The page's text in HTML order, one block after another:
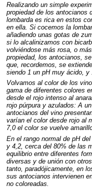
Realizando un simple
propiedad de los antocianos
lombarda es rica en estos
en ella. Si cocemos la
añadiendo unas gotas de
si lo alcalinizamos con
volviéndose más rosa, o
propiedad, los antocianos,
que, recordemos, se
siendo 1 un pH muy ácido, y
Volvamos al color de los
gama de diferentes colores
desde el rojo intenso al
rojo púrpura y azulados: A
antocianos del vino
varían el color desde rojo al
7,0 el color se vuelve
En el rango normal de pH
y 4,2, cerca del 80% de las
equilibrio entre diferentes
diversas y de unión con
tanto, paradójicamente, en
sus antocianos intervienen
no coloreadas.